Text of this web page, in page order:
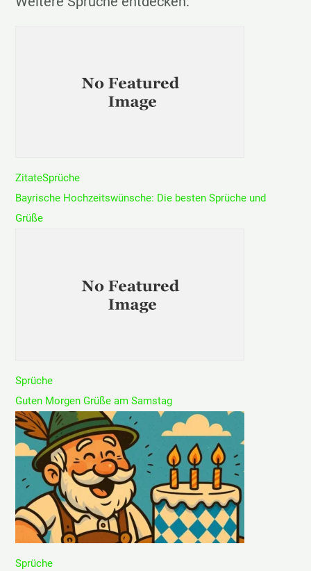
ZitateSprüche
Bayrische Hochzeitswünsche: Die besten Sprüche und
Grüße
Sprüche
Guten Morgen Grüße am Samstag
Sprüche